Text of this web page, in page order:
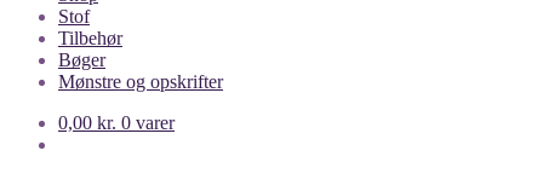
Stof
Tilbehør
Bøger
Mønstre og opskrifter
0,00 kr. 0 varer